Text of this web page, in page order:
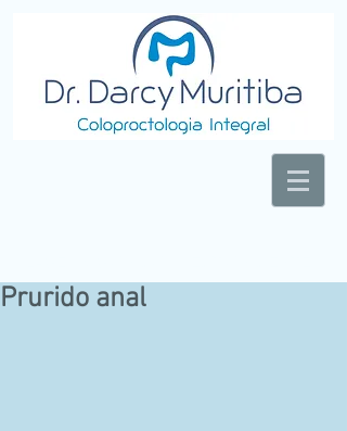
Prurido anal